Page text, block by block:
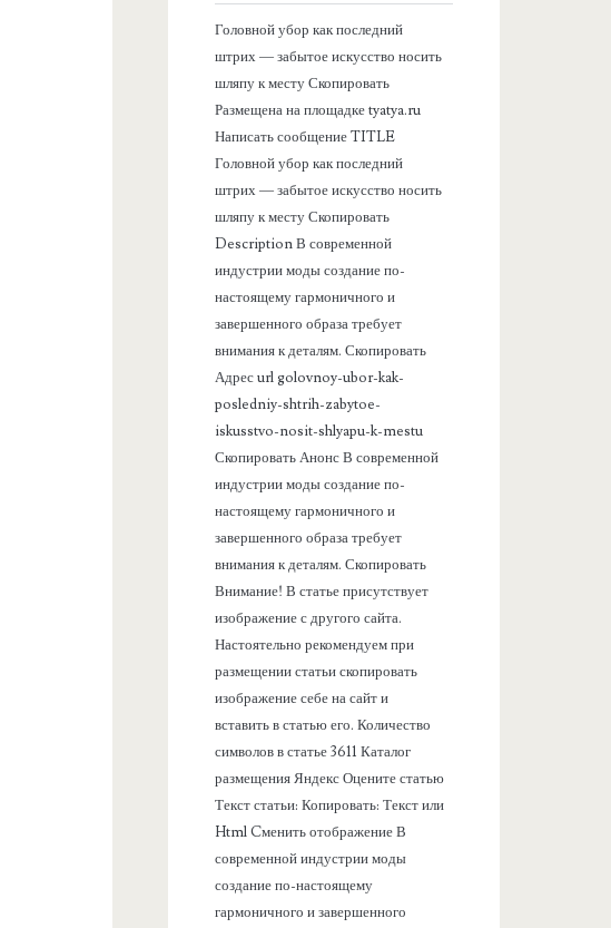
Головной убор как последний
штрих — забытое искусство носить
шляпу к месту Скопировать
Размещена на площадке tyatya.ru
Написать сообщение TITLE
Головной убор как последний
штрих — забытое искусство носить
шляпу к месту Скопировать
Description В современной
индустрии моды создание по-
настоящему гармоничного и
завершенного образа требует
внимания к деталям. Скопировать
Адрес url golovnoy-ubor-kak-
posledniy-shtrih-zabytoe-
iskusstvo-nosit-shlyapu-k-mestu
Скопировать Анонс В современной
индустрии моды создание по-
настоящему гармоничного и
завершенного образа требует
внимания к деталям. Скопировать
Внимание! В статье присутствует
изображение с другого сайта.
Настоятельно рекомендуем при
размещении статьи скопировать
изображение себе на сайт и
вставить в статью его. Количество
символов в статье 3611 Каталог
размещения Яндекс Оцените статью
Текст статьи: Копировать: Текст или
Html Cменить отображение В
современной индустрии моды
создание по-настоящему
гармоничного и завершенного